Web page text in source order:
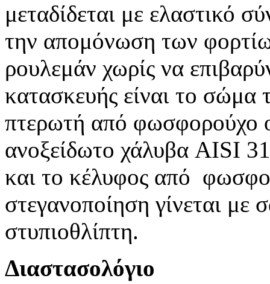
μεταδίδεται με ελαστικό
την απομόνωση των
ρουλεμάν χωρίς να
κατασκευής είναι το σώμα
πτερωτή από φωσφορούχο
ανοξείδωτο χάλυβα AISI
και το κέλυφος από
στεγανοποίηση γίνεται
στυπιοθλίπτη.
Διαστασολόγιο